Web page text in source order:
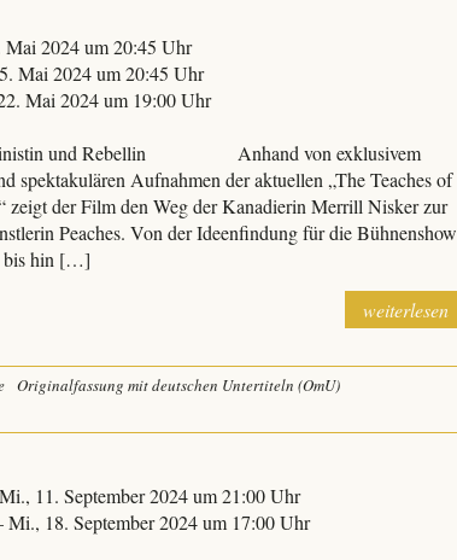
2024 um 20:45 Uhr
Mai 2024 um 20:45 Uhr
Mai 2024 um 19:00 Uhr
und Rebellin Anhand von exklusivem
spektakulären Aufnahmen der aktuellen „The Teaches of
zeigt der Film den Weg der Kanadierin Merrill Nisker zur
Peaches. Von der Ideenfindung für die Bühnenshow
bis hin […]
weiterlesen
Originalfassung mit deutschen Untertiteln (OmU)
11. September 2024 um 21:00 Uhr
Mi., 18. September 2024 um 17:00 Uhr